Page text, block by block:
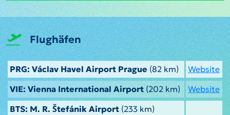
Flughäfen
PRG: Václav Havel Airport Prague (82 km)
Website
VIE: Vienna International Airport(202 km)
Website
BTS: M. R. Štefánik Airport (233 km)